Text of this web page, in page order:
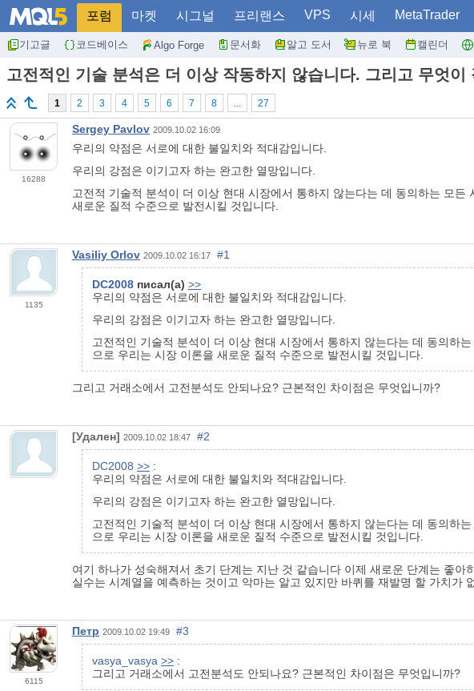
포럼 마켓 시그널 프리랜스 VPS 시세 MetaTrader
기고글 코드베이스 Algo Forge 문서화 알고 도서 뉴로 북 캘린더
고전적인 기술 분석은 더 이상 작동하지 않습니다. 그리고 무엇이
1 2 3 4 5 6 7 8 ... 27
16288
Sergey Pavlov 2009.10.02 16:09
우리의 약점은 서로에 대한 불일치와 적대감입니다.
우리의 강점은 이기고자 하는 완고한 열망입니다.
고전적 기술적 분석이 더 이상 현대 시장에서 통하지 않는다는 데 동의하는 모든
새로운 질적 수준으로 발전시킬 것입니다.
1135
Vasiliy Orlov 2009.10.02 16:17 #1
DC2008 писал(а) >>
우리의 약점은 서로에 대한 불일치와 적대감입니다.
우리의 강점은 이기고자 하는 완고한 열망입니다.
고전적인 기술적 분석이 더 이상 현대 시장에서 통하지 않는다는 데 동의하
으로 우리는 시장 이론을 새로운 질적 수준으로 발전시킬 것입니다.
그리고 거래소에서 고전분석도 안되나요? 근본적인 차이점은 무엇입니까?
[Удален] 2009.10.02 18:47 #2
DC2008 >> :
우리의 약점은 서로에 대한 불일치와 적대감입니다.
우리의 강점은 이기고자 하는 완고한 열망입니다.
고전적인 기술적 분석이 더 이상 현대 시장에서 통하지 않는다는 데 동의하
으로 우리는 시장 이론을 새로운 질적 수준으로 발전시킬 것입니다.
여기 하나가 성숙해져서 초기 단계는 지난 것 같습니다 이제 새로운 단계는 좋
실수는 시계열을 예측하는 것이고 악마는 알고 있지만 바퀴를 재발명 할 가치가
6115
Петр 2009.10.02 19:49 #3
vasya_vasya >> :
그리고 거래소에서 고전분석도 안되나요? 근본적인 차이점은 무엇입니까?